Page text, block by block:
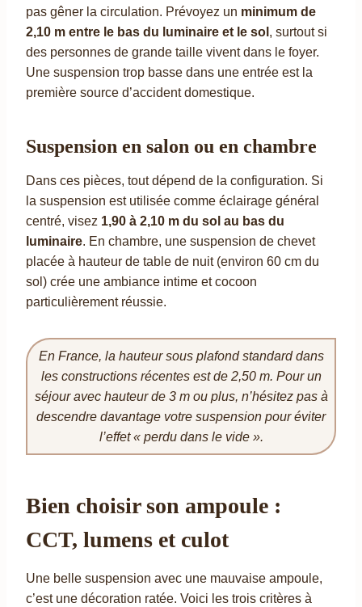
pas gêner la circulation. Prévoyez un minimum de
2,10 m entre le bas du luminaire et le sol , surtout si
des personnes de grande taille vivent dans le foyer.
Une suspension trop basse dans une entrée est la
première source d’accident domestique.
Suspension en salon ou en chambre
Dans ces pièces, tout dépend de la configuration. Si
la suspension est utilisée comme éclairage général
centré, visez 1,90 à 2,10 m du sol au bas du
luminaire. En chambre, une suspension de chevet
placée à hauteur de table de nuit (environ 60 cm du
sol) crée une ambiance intime et cocoon
particulièrement réussie.
En France, la hauteur sous plafond standard dans
les constructions récentes est de 2,50 m. Pour un
séjour avec hauteur de 3 m ou plus, n’hésitez pas à
descendre davantage votre suspension pour éviter
l’effet « perdu dans le vide ».
Bien choisir son ampoule :
CCT, lumens et culot
Une belle suspension avec une mauvaise ampoule,
c’est une décoration ratée. Voici les trois critères à